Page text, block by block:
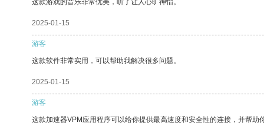
这款游戏的音乐非常优美，听了让人心旷神怡。
2025-01-15
游客
这款软件非常实用，可以帮助我解决很多问题。
2025-01-15
游客
这款加速器VPM应用程序可以给你提供最高速度和安全性的连接，并帮助